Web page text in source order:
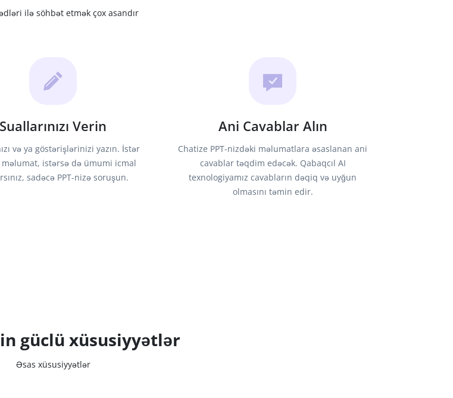
ilə söhbət etmək çox asandır
Suallarınızı Verin
və ya göstərişlərinizi yazın. İstər
məlumat, istərsə də ümumi icmal
sadəcə PPT-nizə soruşun.
Ani Cavablar Alın
Chatize PPT-nizdəki məlumatlara əsaslanan ani
cavablar təqdim edəcək. Qabaqcıl AI
texnologiyamız cavabların dəqiq və uyğun
olmasını təmin edir.
güclü xüsusiyyətlər
Əsas xüsusiyyətlər